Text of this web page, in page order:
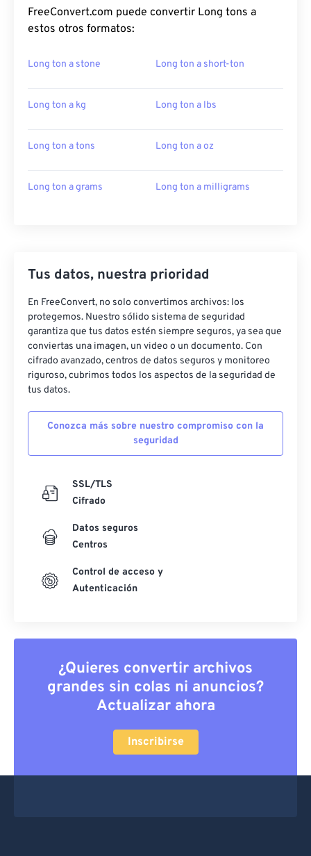
FreeConvert.com puede convertir Long tons a
estos otros formatos:
Long ton a stone Long ton a short-ton
Long ton a kg Long ton a lbs
Long ton a tons Long ton a oz
Long ton a grams Long ton a milligrams
Tus datos, nuestra prioridad
En FreeConvert, no solo convertimos archivos: los
protegemos. Nuestro sólido sistema de seguridad
garantiza que tus datos estén siempre seguros, ya sea que
conviertas una imagen, un video o un documento. Con
cifrado avanzado, centros de datos seguros y monitoreo
riguroso, cubrimos todos los aspectos de la seguridad de
tus datos.
Conozca más sobre nuestro compromiso con la
seguridad
SSL/TLS
Cifrado
Datos seguros
Centros
Control de acceso y
Autenticación
¿Quieres convertir archivos
grandes sin colas ni anuncios?
Actualizar ahora
Inscribirse